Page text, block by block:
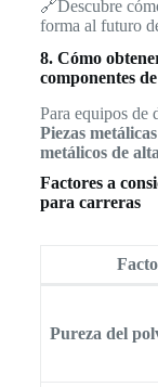
🔗Descubre
forma al futuro
8. Cómo
componentes
Para equipos de
Piezas
metálicos de
Factores a
para carreras
Pureza del